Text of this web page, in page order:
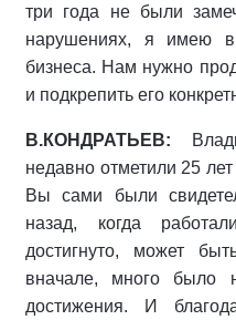
три года не были
нарушениях, я имею
бизнеса. Нам нужно
и подкрепить его
В.КОНДРАТЬЕВ:
недавно отметили 25
Вы сами были
назад, когда
достигнуто, может
вначале, много было
достижения. И